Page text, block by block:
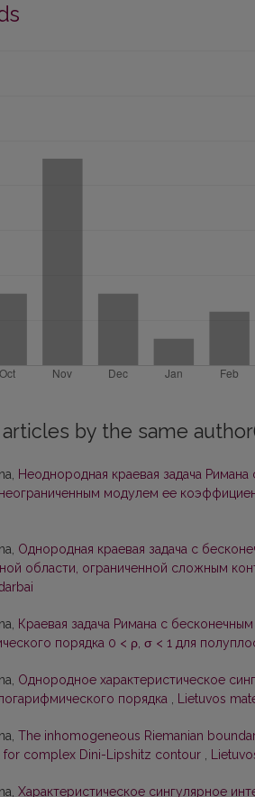
by the same
Неоднородная краевая задача
модулем ее
Однородная краевая задача с
области, ограниченной сложным
Краевая задача Римана с
порядка 0 < ρ, σ < 1 для
Однородное характеристическое
порядка , Lietuvos
The inhomogeneous Riemanian
for complex Dini-Lipshitz contour ,
Характеристическое сингулярное